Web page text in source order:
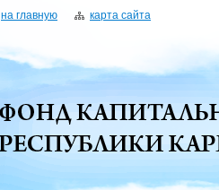
на главную карта сайта